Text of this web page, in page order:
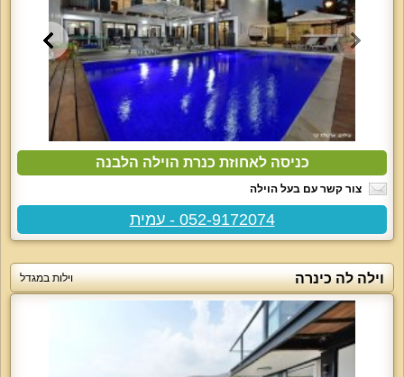
כניסה לאחוזת כנרת הוילה הלבנה
צור קשר עם בעל הוילה
052-9172074 - עמית
וילה לה כינרה וילות במגדל